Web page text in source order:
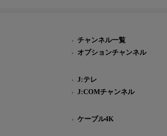
チャンネル一覧
オプションチャンネル
J:テレ
J:COMチャンネル
ケーブル4K